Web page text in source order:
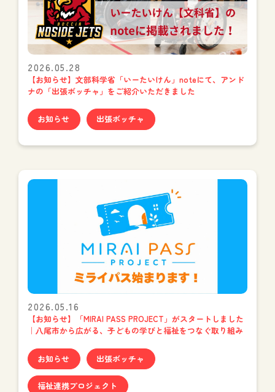
2026.05.28
【お知らせ】文部科学省「いーたいけん」noteにて、アンド
ナの「出張ボッチャ」をご紹介いただきました
お知らせ 出張ボッチャ
2026.05.16
【お知らせ】「MIRAI PASS PROJECT」がスタートしました
｜八尾市から広がる、子どもの学びと福祉をつなぐ取り組み
お知らせ 出張ボッチャ
福祉連携プロジェクト